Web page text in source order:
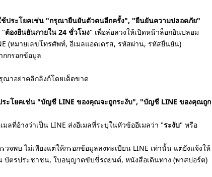
ช้ประโยคเช่น "กรุณายืนยันตัวตนอีกครั้ง", "ยืนยันความปลอดภัย"
"ต้องยืนยันภายใน 24 ชั่วโมง" เพื่อล่อลวงให้เปิดหน้าล็อกอินปลอม
(หมายเลขโทรศัพท์, อีเมลแอดเดรส, รหัสผ่าน, รหัสยืนยัน)
กรอกข้อมูล
ณาอย่าคลิกลิงก์โดยเด็ดขาด
ระโยคเช่น "บัญชี LINE ของคุณจะถูกระงับ", "บัญชี LINE ของคุณถูก
ลที่อ้างว่าเป็น LINE ส่งอีเมลที่ระบุในหัวข้ออีเมลว่า "ระงับ" หรือ
วจพบ ไม่เพียงแต่ให้กรอกข้อมูลลงทะเบียน LINE เท่านั้น แต่ยังแจ้งให้
บัตรประชาชน, ใบอนุญาตขับขี่รถยนต์, หนังสือเดินทาง (พาสปอร์ต)